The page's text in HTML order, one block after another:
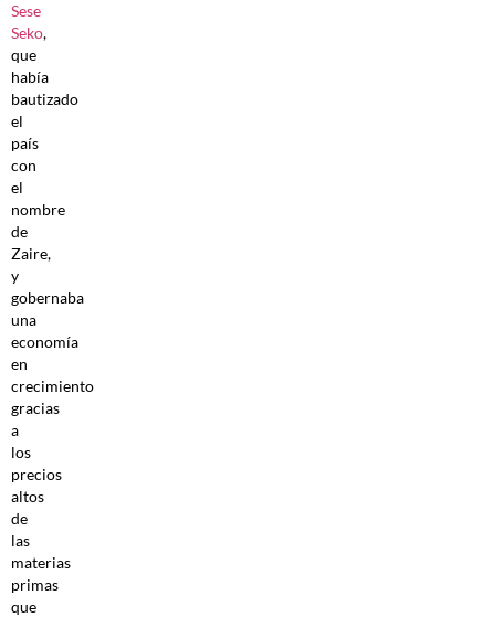
Sese
Seko,
que
había
bautizado
el
país
con
el
nombre
de
Zaire,
y
gobernaba
una
economía
en
crecimiento
gracias
a
los
precios
altos
de
las
materias
primas
que